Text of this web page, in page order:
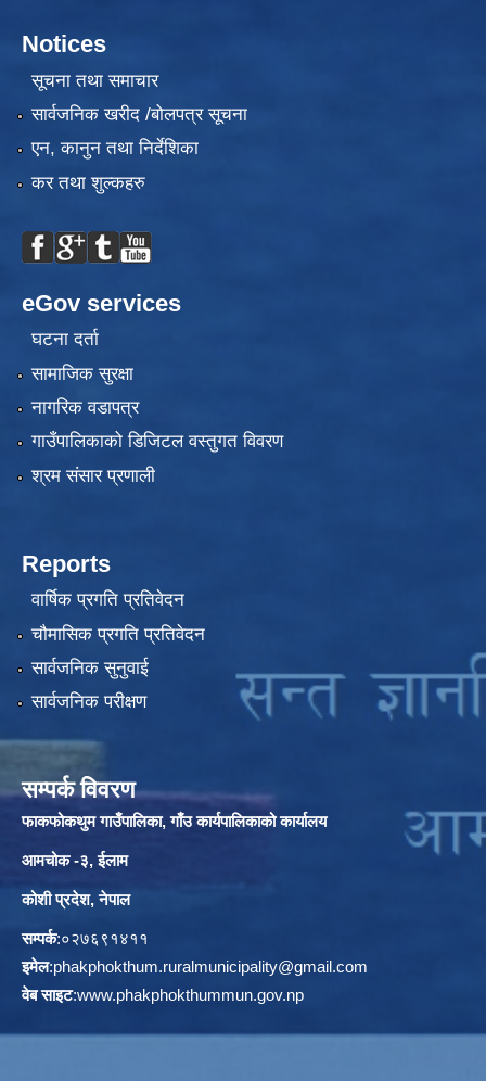
Notices
सूचना तथा समाचार
सार्वजनिक खरीद /बोलपत्र सूचना
एन, कानुन तथा निर्देशिका
कर तथा शुल्कहरु
eGov services
घटना दर्ता
सामाजिक सुरक्षा
नागरिक वडापत्र
गाउँपालिकाको डिजिटल वस्तुगत विवरण
श्रम संसार प्रणाली
Reports
वार्षिक प्रगति प्रतिवेदन
चौमासिक प्रगति प्रतिवेदन
सार्वजनिक सुनुवाई
सार्वजनिक परीक्षण
सम्पर्क विवरण
फाकफोकथुम गाउँपालिका, गाँउ कार्यपालिकाको कार्यालय
आमचोक -३, ईलाम
कोशी प्रदेश, नेपाल
सम्पर्क:०२७६९१४११
इमेल:phakphokthum.ruralmunicipality@gmail.com
वेब साइट:www.phakphokthummun.gov.np